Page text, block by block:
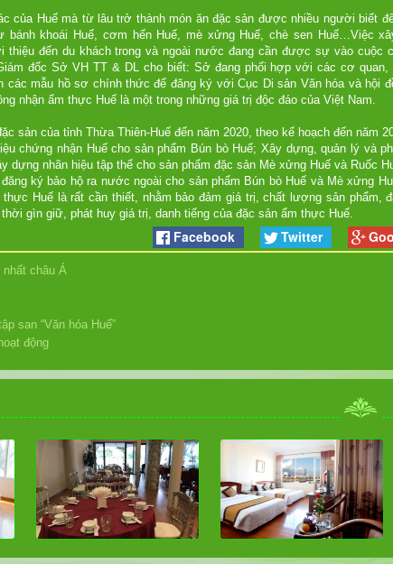
của Huế mà từ lâu trở thành món ăn đặc sản được nhiều người biết
bánh khoái Huế, cơm hến Huế, mè xửng Huế, chè sen Huế…Việc
thiệu đến du khách trong và ngoài nước đang cần được sự vào cuộc
đốc Sở VH TT & DL cho biết: Sở đang phối hợp với các cơ quan,
các mẫu hồ sơ chính thức để đăng ký với Cục Di sản Văn hóa và hội
nhận ẩm thực Huế là một trong những giá trị độc đáo của Việt Nam.
sản của tỉnh Thừa Thiên-Huế đến năm 2020, theo kế hoạch đến năm
chứng nhận Huế cho sản phẩm Bún bò Huế; Xây dựng, quản lý và
dựng nhãn hiệu tập thể cho sản phẩm đặc sản Mè xửng Huế và Ruốc
ký bảo hộ ra nước ngoài cho sản phẩm Bún bò Huế và Mè xửng
Huế là rất cần thiết, nhằm bảo đảm giá trị, chất lượng sản phẩm,
gìn giữ, phát huy giá trị, danh tiếng của đặc sản ẩm thực Huế.
Facebook Twitter
nhất châu Á
san “Văn hóa Huế”
động